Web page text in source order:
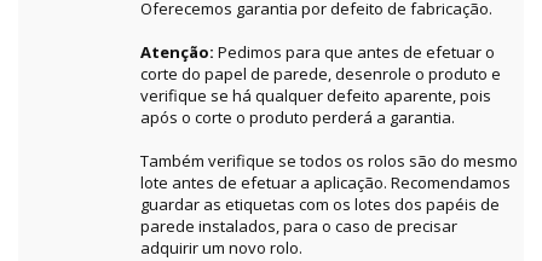
Oferecemos garantia por defeito de fabricação.
Atenção: Pedimos para que antes de efetuar o
corte do papel de parede, desenrole o produto e
verifique se há qualquer defeito aparente, pois
após o corte o produto perderá a garantia.
Também verifique se todos os rolos são do mesmo
lote antes de efetuar a aplicação. Recomendamos
guardar as etiquetas com os lotes dos papéis de
parede instalados, para o caso de precisar
adquirir um novo rolo.